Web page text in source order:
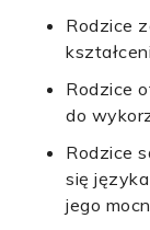
Rodzice
Rodzice
do
Rodzice
się
jego